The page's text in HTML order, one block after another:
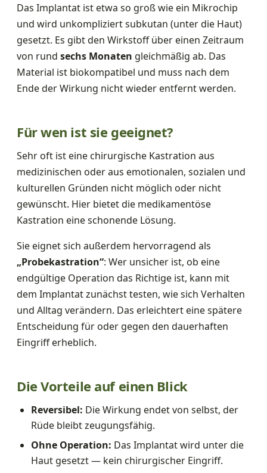
Das Implantat ist etwa so groß wie ein Mikrochip
und wird unkompliziert subkutan (unter die Haut)
gesetzt. Es gibt den Wirkstoff über einen Zeitraum
von rund sechs Monaten gleichmäßig ab. Das
Material ist biokompatibel und muss nach dem
Ende der Wirkung nicht wieder entfernt werden.
Für wen ist sie geeignet?
Sehr oft ist eine chirurgische Kastration aus
medizinischen oder aus emotionalen, sozialen und
kulturellen Gründen nicht möglich oder nicht
gewünscht. Hier bietet die medikamentöse
Kastration eine schonende Lösung.
Sie eignet sich außerdem hervorragend als
„Probekastration“: Wer unsicher ist, ob eine
endgültige Operation das Richtige ist, kann mit
dem Implantat zunächst testen, wie sich Verhalten
und Alltag verändern. Das erleichtert eine spätere
Entscheidung für oder gegen den dauerhaften
Eingriff erheblich.
Die Vorteile auf einen Blick
Reversibel: Die Wirkung endet von selbst, der
Rüde bleibt zeugungsfähig.
Ohne Operation: Das Implantat wird unter die
Haut gesetzt — kein chirurgischer Eingriff.